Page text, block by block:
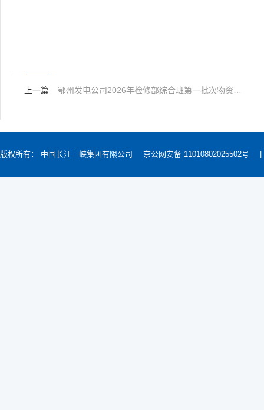
上一篇
版权所有： 中国长江三峡集团有限公司 京公网安备 11010802025502号